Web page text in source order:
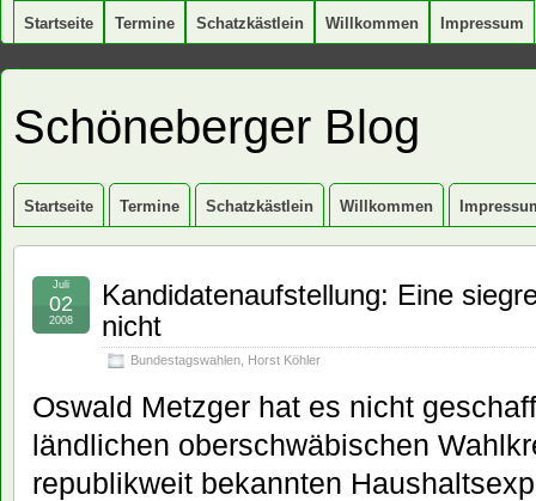
Startseite Termine Schatzkästlein Willkommen Impressum
Schöneberger Blog
Startseite Termine Schatzkästlein Willkommen
Kandidatenaufstellung: Eine
nicht
Bundestagswahlen Horst Köhler
Juli
02
2008
Oswald Metzger hat es nicht
ländlichen oberschwäbischen
republikweit bekannten